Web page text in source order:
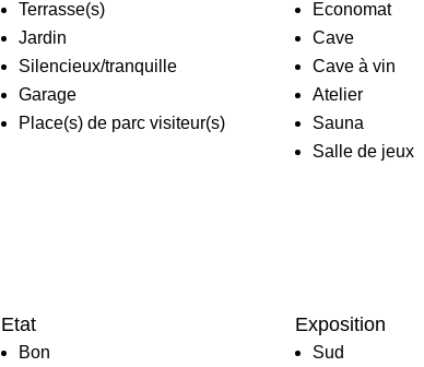
Terrasse(s)
Jardin
Silencieux/tranquille
Garage
Place(s) de parc visiteur(s)
Economat
Cave
Cave à vin
Atelier
Sauna
Salle de jeux
Etat
Bon
Exposition
Sud